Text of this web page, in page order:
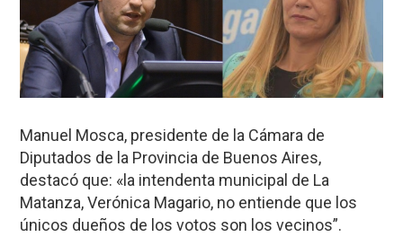
Manuel Mosca, presidente de la Cámara de
Diputados de la Provincia de Buenos Aires,
destacó que: «la intendenta municipal de La
Matanza, Verónica Magario, no entiende que los
únicos dueños de los votos son los vecinos”.